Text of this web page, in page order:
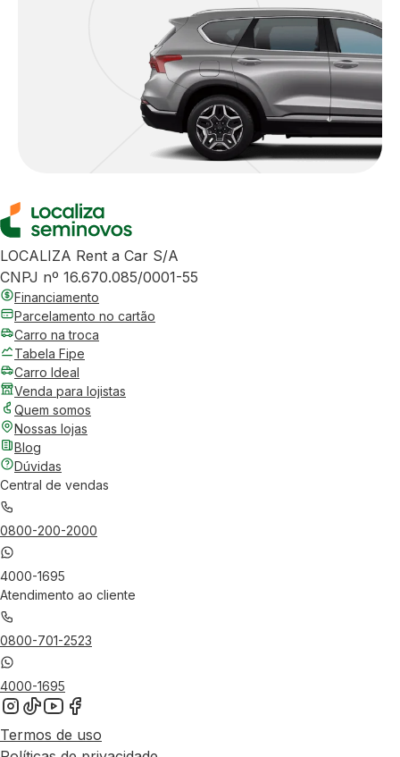
LOCALIZA Rent a Car S/A
CNPJ nº 16.670.085/0001-55
Financiamento
Parcelamento no cartão
Carro na troca
Tabela Fipe
Carro Ideal
Venda para lojistas
Quem somos
Nossas lojas
Blog
Dúvidas
Central de vendas
0800-200-2000
4000-1695
Atendimento ao cliente
0800-701-2523
4000-1695
Termos de uso